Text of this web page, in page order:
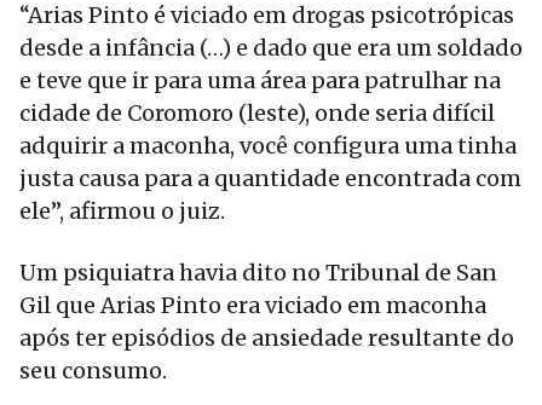
“Arias Pinto é viciado em drogas psicotrópicas
desde a infância (…) e dado que era um soldado
e teve que ir para uma área para patrulhar na
cidade de Coromoro (leste), onde seria difícil
adquirir a maconha, você configura uma tinha
justa causa para a quantidade encontrada com
ele”, afirmou o juiz.
Um psiquiatra havia dito no Tribunal de San
Gil que Arias Pinto era viciado em maconha
após ter episódios de ansiedade resultante do
seu consumo.